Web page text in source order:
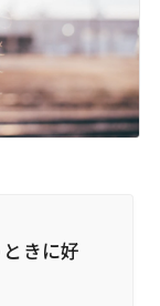
きに好